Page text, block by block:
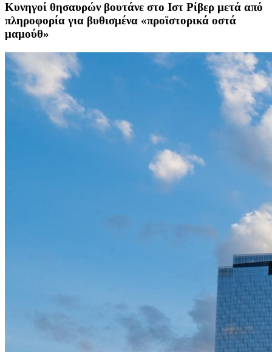
Κυνηγοί θησαυρών βουτάνε στο Ιστ Ρίβερ μετά από
πληροφορία για βυθισμένα «προϊστορικά οστά
μαμούθ»